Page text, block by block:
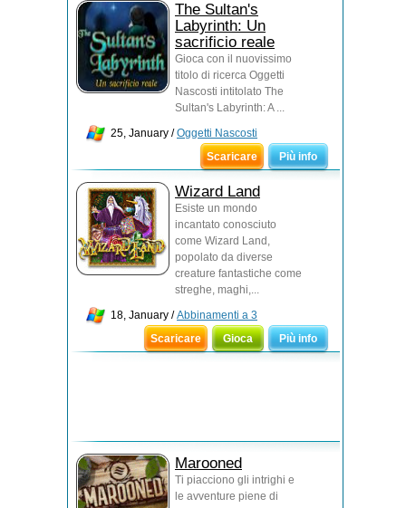
The Sultan's
Labyrinth: Un
sacrificio reale
Gioca con il nuovissimo
titolo di ricerca Oggetti
Nascosti intitolato The
Sultan's Labyrinth: A ...
25, January /Oggetti Nascosti
Scaricare
Più info
Wizard Land
Esiste un mondo
incantato conosciuto
come Wizard Land,
popolato da diverse
creature fantastiche come
streghe, maghi,...
18, January /Abbinamenti a 3
Scaricare
Gioca Più info
Marooned
Ti piacciono gli intrighi e
le avventure piene di